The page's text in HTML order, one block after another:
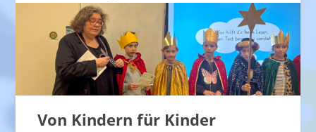
Von Kindern für Kinder